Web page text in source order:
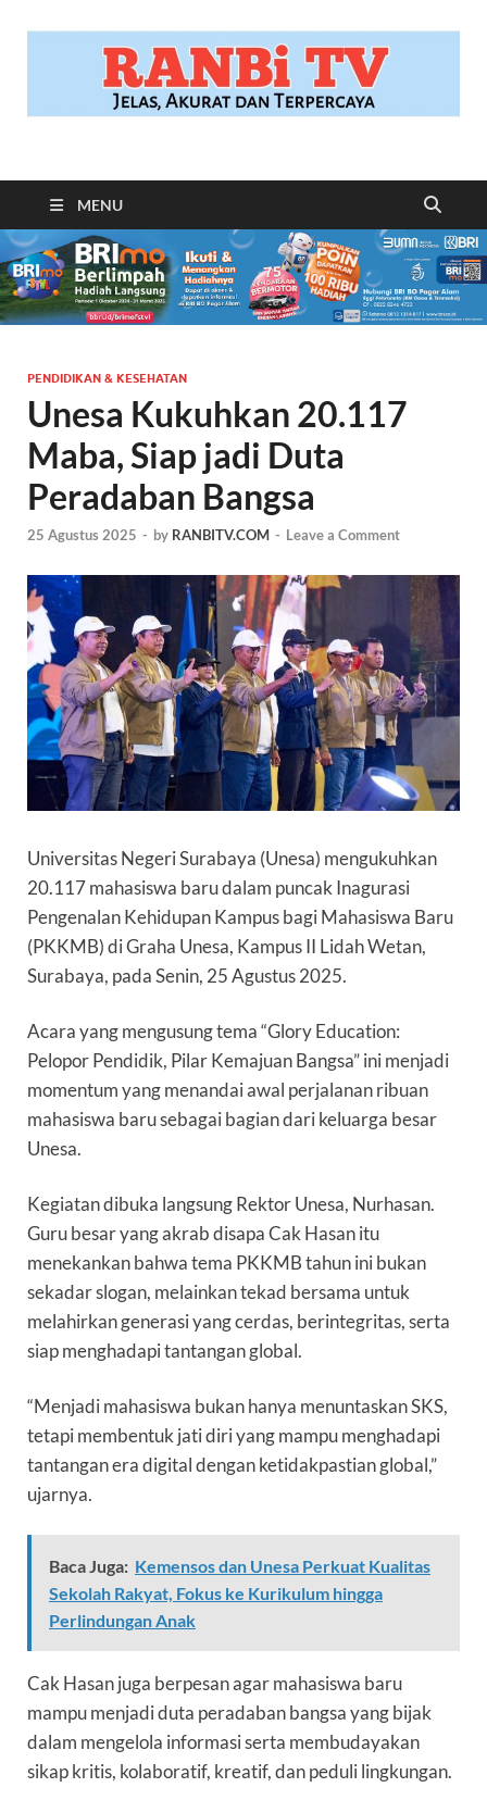
RANBITV.COM
MENU
PENDIDIKAN & KESEHATAN
Unesa Kukuhkan 20.117
Maba, Siap jadi Duta
Peradaban Bangsa
25 Agustus 2025 - by RANBITV.COM - Leave a Comment
Universitas Negeri Surabaya (Unesa) mengukuhkan
20.117 mahasiswa baru dalam puncak Inagurasi
Pengenalan Kehidupan Kampus bagi Mahasiswa Baru
(PKKMB) di Graha Unesa, Kampus II Lidah Wetan,
Surabaya, pada Senin, 25 Agustus 2025.
Acara yang mengusung tema “Glory Education:
Pelopor Pendidik, Pilar Kemajuan Bangsa” ini menjadi
momentum yang menandai awal perjalanan ribuan
mahasiswa baru sebagai bagian dari keluarga besar
Unesa.
Kegiatan dibuka langsung Rektor Unesa, Nurhasan.
Guru besar yang akrab disapa Cak Hasan itu
menekankan bahwa tema PKKMB tahun ini bukan
sekadar slogan, melainkan tekad bersama untuk
melahirkan generasi yang cerdas, berintegritas, serta
siap menghadapi tantangan global.
“Menjadi mahasiswa bukan hanya menuntaskan SKS,
tetapi membentuk jati diri yang mampu menghadapi
tantangan era digital dengan ketidakpastian global,”
ujarnya.
Baca Juga: Kemensos dan Unesa Perkuat Kualitas
Sekolah Rakyat, Fokus ke Kurikulum hingga
Perlindungan Anak
Cak Hasan juga berpesan agar mahasiswa baru
mampu menjadi duta peradaban bangsa yang bijak
dalam mengelola informasi serta membudayakan
sikap kritis, kolaboratif, kreatif, dan peduli lingkungan.